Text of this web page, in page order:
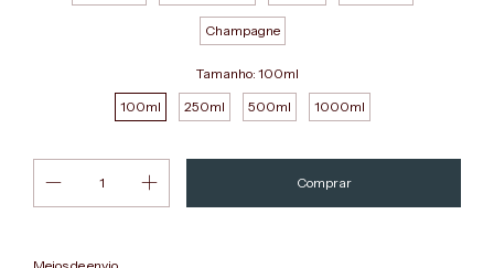
Champagne
Tamanho: 100ml
100ml
250ml 500ml 1000ml
Entregas para o CEP: